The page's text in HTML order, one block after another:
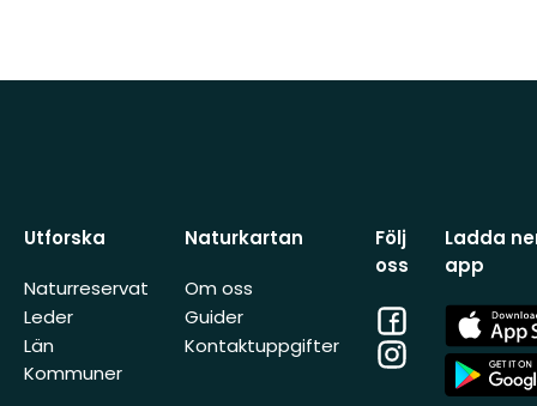
Utforska
Naturreservat
Leder
Län
Kommuner
Naturkartan
Om oss
Guider
Kontaktuppgifter
Följ
oss
Facebook
Instagram
Ladda
app
App
Store
App
Store